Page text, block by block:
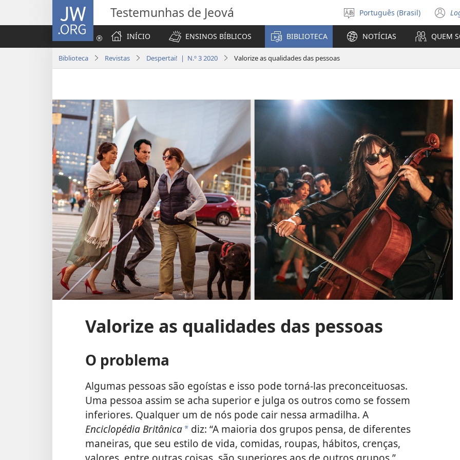
JW.ORG Testemunhas de Jeová
Selecione
o
idioma
Português (Brasil)
INÍCIO
ENSINOS BÍBLICOS BIBLIOTECA NOTÍCIAS QUEM
Biblioteca Revistas Despertai! | N.º 3 2020 Valorize as qualidades das pessoas
Valorize as qualidades das pessoas
O problema
Algumas pessoas são egoístas e isso pode torná-las preconceituosas.
Uma pessoa assim se acha superior e julga os outros como se fossem
inferiores. Qualquer um de nós pode cair nessa armadilha. A
Enciclopédia Britânica* diz: “A maioria dos grupos pensa, de diferentes
maneiras, que seu estilo de vida, comidas, roupas, hábitos, crenças,